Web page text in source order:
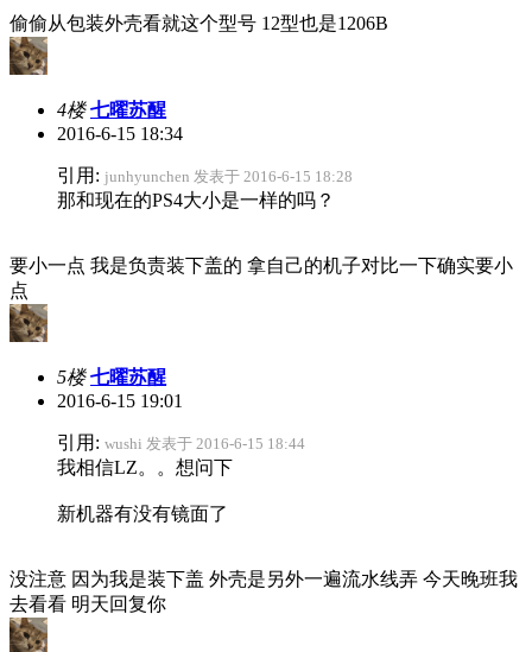
偷偷从包装外壳看就这个型号 12型也是1206B
4楼 七曜苏醒
2016-6-15 18:34
引用: junhyunchen 发表于 2016-6-15 18:28
那和现在的PS4大小是一样的吗？
要小一点 我是负责装下盖的 拿自己的机子对比一下确实要小
点
5楼 七曜苏醒
2016-6-15 19:01
引用: wushi 发表于 2016-6-15 18:44
我相信LZ。。想问下
新机器有没有镜面了
没注意 因为我是装下盖 外壳是另外一遍流水线弄 今天晚班我
去看看 明天回复你